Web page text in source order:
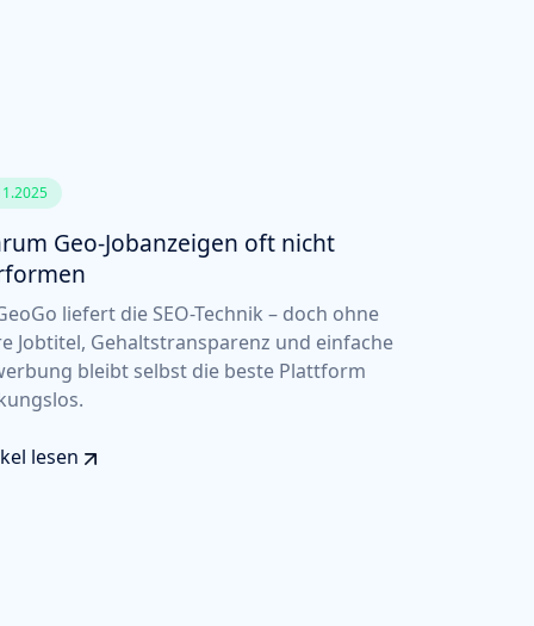
Geo-Jobanzeigen oft nicht
liefert die SEO-Technik – doch ohne
Jobtitel, Gehaltstransparenz und einfache
bleibt selbst die beste Plattform
lesen